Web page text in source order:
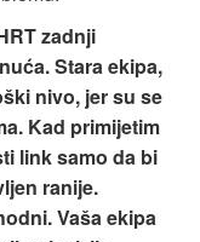
zadnji
Stara ekipa,
nivo, jer su se
Kad primijetim
link samo da bi
ranije.
Vaša ekipa